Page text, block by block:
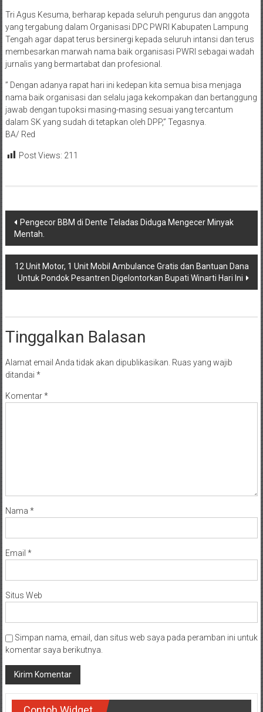
Tri Agus Kesuma, berharap kepada seluruh pengurus dan anggota
yang tergabung dalam Organisasi DPC PWRI Kabupaten Lampung
Tengah agar dapat terus bersinergi kepada seluruh intansi dan terus
membesarkan marwah nama baik organisasi PWRI sebagai wadah
jurnalis yang bermartabat dan profesional.
” Dengan adanya rapat hari ini kedepan kita semua bisa menjaga
nama baik organisasi dan selalu jaga kekompakan dan bertanggung
jawab dengan tupoksi masing-masing sesuai yang tercantum
dalam SK yang sudah di tetapkan oleh DPP,” Tegasnya.
BA/ Red
Post Views: 211
Navigasi
pos
Pengecor BBM di Dente Teladas Diduga Mengecer Minyak
Mentah.
12 Unit Motor, 1 Unit Mobil Ambulance Gratis dan Bantuan Dana
Untuk Pondok Pesantren Digelontorkan Bupati Winarti Hari Ini
Tinggalkan Balasan
Alamat email Anda tidak akan dipublikasikan. Ruas yang wajib
ditandai *
Komentar*
Nama *
Email *
Situs Web
Simpan nama, email, dan situs web saya pada peramban ini untuk
komentar saya berikutnya.